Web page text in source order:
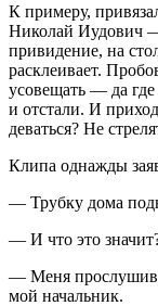
К примеру,
Николай Иудович
привидение, на
расклеивает.
усовещать — да
и отстали. И
деваться? Не
Клипа однажды
— Трубку дома
— И что это
— Меня
мой начальник.